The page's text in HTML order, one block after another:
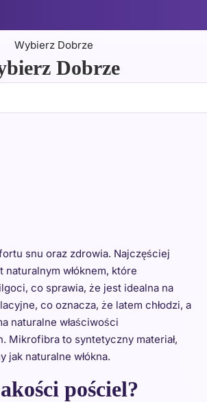
Dobrze
snu oraz zdrowia. Najczęściej
naturalnym włóknem, które
co sprawia, że jest idealna na
co oznacza, że latem chłodzi, a
naturalne właściwości
Mikrofibra to syntetyczny materiał,
jak naturalne włókna.
pościel?